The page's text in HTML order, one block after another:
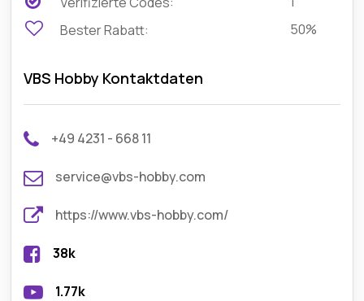
Bester Rabatt:
50%
VBS Hobby Kontaktdaten
+49 4231 - 668 11
service@vbs-hobby.com
https://www.vbs-hobby.com/
38k
1.77k